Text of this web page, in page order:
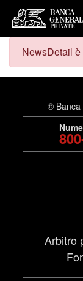
NewsDetail
© Banca
Arbitro